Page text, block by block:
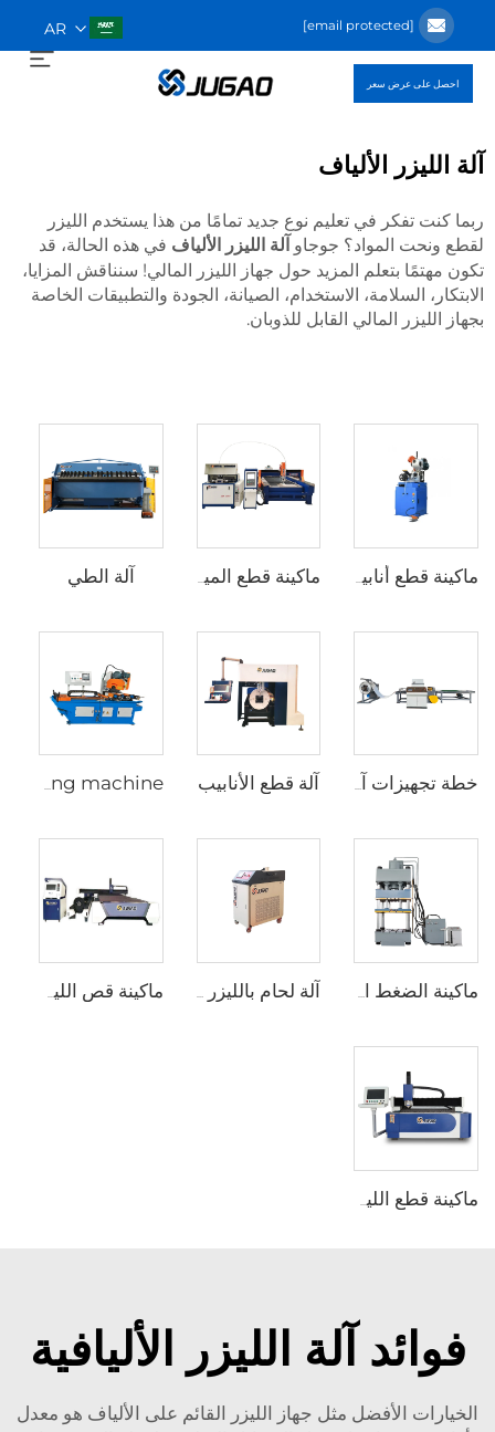
[email protected]
AR
احصل على عرض سعر
آلة الليزر الألياف
ربما كنت تفكر في تعليم نوع جديد تمامًا من هذا يستخدم الليزر
لقطع ونحت المواد؟ جوجاو آلة الليزر الألياف في هذه الحالة، قد
تكون مهتمًا بتعلم المزيد حول جهاز الليزر المالي! سنناقش المزايا،
الابتكار، السلامة، الاستخدام، الصيانة، الجودة والتطبيقات الخاصة
بجهاز الليزر المالي القابل للذوبان.
ماكينة قطع المياه النفاثة بتصميم مونوبلك آلة الطي
خطة تجهيزات آلة القص (2 × 1300 CTL (8T)) (عملية فك وتسوية وقص) آلة قطع الأنابيب Cnc pipe cutting machine
فوائد آلة الليزر الأليافية
الخيارات الأفضل مثل جهاز الليزر القائم على الألياف هو معدل